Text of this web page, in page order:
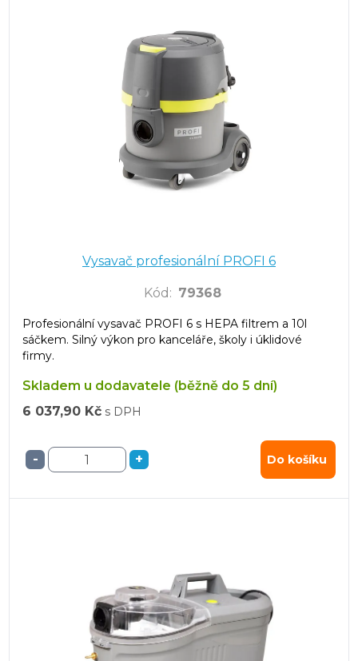
Vysavač profesionální PROFI 6
Kód : 79368
Profesionální vysavač PROFI 6 s HEPA filtrem a 10l
sáčkem. Silný výkon pro kanceláře, školy i úklidové
firmy.
Skladem u dodavatele (běžně do 5 dní)
6 037,90 Kč s DPH
- + Do košíku